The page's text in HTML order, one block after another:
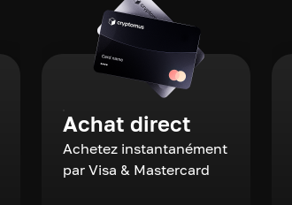
Achat direct
Achetez instantanément
par Visa & Mastercard